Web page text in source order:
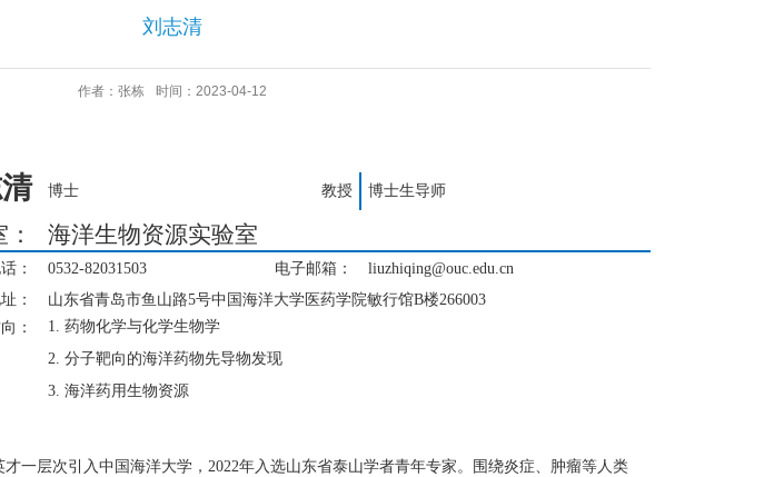
刘志清
作者：张栋 时间：2023-04-12
博士 教授 博士生导师
海洋生物资源实验室
： 0532-82031503 电子邮箱： liuzhiqing@ouc.edu.cn
：
山东省青岛市鱼山路5号中国海洋大学医药学院敏行馆B楼266003
：
1. 药物化学与化学生物学
2. 分子靶向的海洋药物先导物发现
3. 海洋药用生物资源
才一层次引入中国海洋大学，2022年入选山东省泰山学者青年专家。围绕炎症、肿瘤等人类